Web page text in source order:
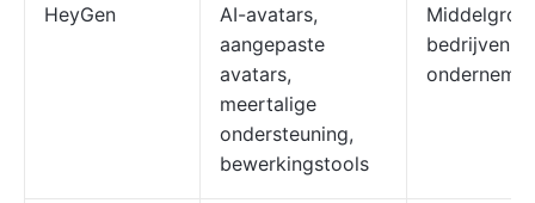
HeyGen
AI-avatars,
aangepaste
avatars,
meertalige
ondersteuning,
bewerkingstools
Middelgrote
bedrijven,